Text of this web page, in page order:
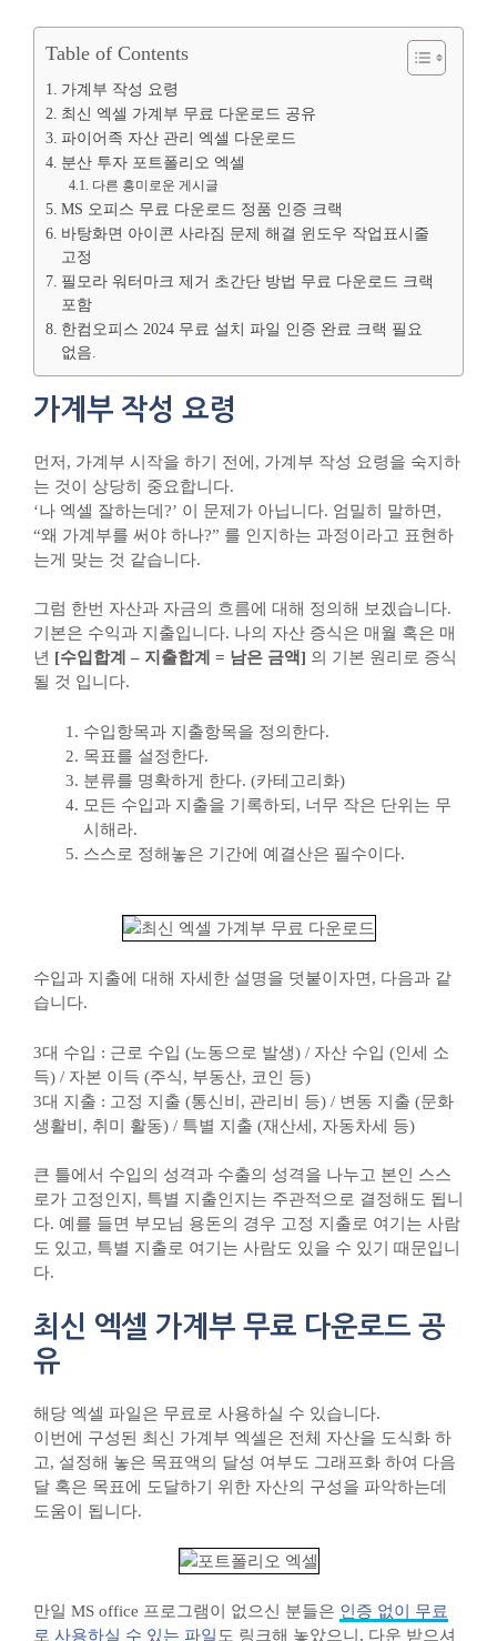
Table of Contents
가계부 작성 요령
최신 엑셀 가계부 무료 다운로드 공유
파이어족 자산 관리 엑셀 다운로드
분산 투자 포트폴리오 엑셀
다른 흥미로운 게시글
MS 오피스 무료 다운로드 정품 인증 크랙
바탕화면 아이콘 사라짐 문제 해결 윈도우 작업표시줄
고정
필모라 워터마크 제거 초간단 방법 무료 다운로드 크랙
포함
한컴오피스 2024 무료 설치 파일 인증 완료 크랙 필요
없음.
가계부 작성 요령
먼저, 가계부 시작을 하기 전에, 가계부 작성 요령을 숙지하
는 것이 상당히 중요합니다.
‘나 엑셀 잘하는데?’ 이 문제가 아닙니다. 엄밀히 말하면,
“왜 가계부를 써야 하나?” 를 인지하는 과정이라고 표현하
는게 맞는 것 같습니다.
그럼 한번 자산과 자금의 흐름에 대해 정의해 보겠습니다.
기본은 수익과 지출입니다. 나의 자산 증식은 매월 혹은 매
년 [수입합계 – 지출합계 = 남은 금액] 의 기본 원리로 증식
될 것 입니다.
수입항목과 지출항목을 정의한다.
목표를 설정한다.
분류를 명확하게 한다. (카테고리화)
모든 수입과 지출을 기록하되, 너무 작은 단위는 무
시해라.
스스로 정해놓은 기간에 예결산은 필수이다.
수입과 지출에 대해 자세한 설명을 덧붙이자면, 다음과 같
습니다.
3대 수입 : 근로 수입 (노동으로 발생) / 자산 수입 (인세 소
득) / 자본 이득 (주식, 부동산, 코인 등)
3대 지출 : 고정 지출 (통신비, 관리비 등) / 변동 지출 (문화
생활비, 취미 활동) / 특별 지출 (재산세, 자동차세 등)
큰 틀에서 수입의 성격과 수출의 성격을 나누고 본인 스스
로가 고정인지, 특별 지출인지는 주관적으로 결정해도 됩니
다. 예를 들면 부모님 용돈의 경우 고정 지출로 여기는 사람
도 있고, 특별 지출로 여기는 사람도 있을 수 있기 때문입니
다.
최신 엑셀 가계부 무료 다운로드 공
유
해당 엑셀 파일은 무료로 사용하실 수 있습니다.
이번에 구성된 최신 가계부 엑셀은 전체 자산을 도식화 하
고, 설정해 놓은 목표액의 달성 여부도 그래프화 하여 다음
달 혹은 목표에 도달하기 위한 자산의 구성을 파악하는데
도움이 됩니다.
만일 MS office 프로그램이 없으신 분들은 인증 없이 무료
로 사용하실 수 있는 파일 도 링크해 놓았으니, 다운 받으셔